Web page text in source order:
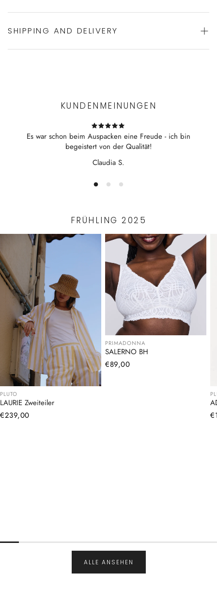
SHIPPING AND DELIVERY
KUNDENMEINUNGEN
Es war schon beim Auspacken eine Freude - ich bin
begeistert von der Qualität!
Claudia S.
FRÜHLING 2025
PLUTO
LAURIE Zweiteiler
Normaler
€239,00
PRIMADONNA
SALERNO BH
Normaler
€89,00
ALLE ANSEHEN